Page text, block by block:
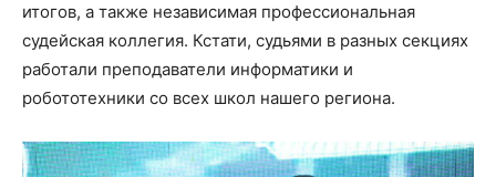
итогов, а также независимая профессиональная
судейская коллегия. Кстати, судьями в разных секциях
работали преподаватели информатики и
робототехники со всех школ нашего региона.